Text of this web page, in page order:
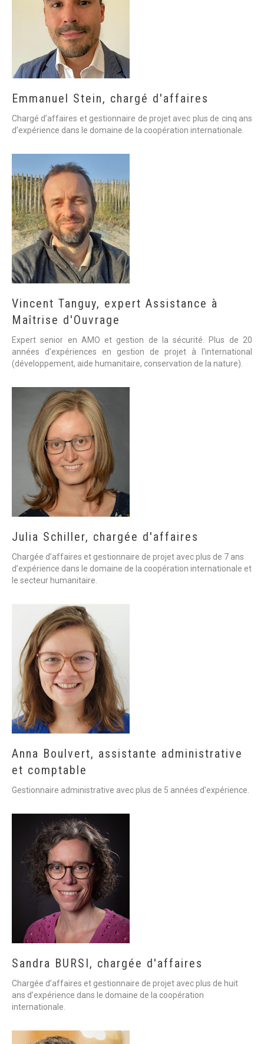
Emmanuel Stein, chargé d'affaires
Chargé d’affaires et gestionnaire de projet avec plus de cinq ans
d’expérience dans le domaine de la coopération internationale.
Vincent Tanguy, expert Assistance à
Maîtrise d'Ouvrage
Expert senior en AMO et gestion de la sécurité. Plus de 20
années d'expériences en gestion de projet à l'international
(développement, aide humanitaire, conservation de la nature).
Julia Schiller, chargée d'affaires
Chargée d’affaires et gestionnaire de projet avec plus de 7 ans
d’expérience dans le domaine de la coopération internationale et
le secteur humanitaire.
Anna Boulvert, assistante administrative
et comptable
Gestionnaire administrative avec plus de 5 années d'expérience.
Sandra BURSI, chargée d'affaires
Chargée d’affaires et gestionnaire de projet avec plus de huit
ans d’expérience dans le domaine de la coopération
internationale.